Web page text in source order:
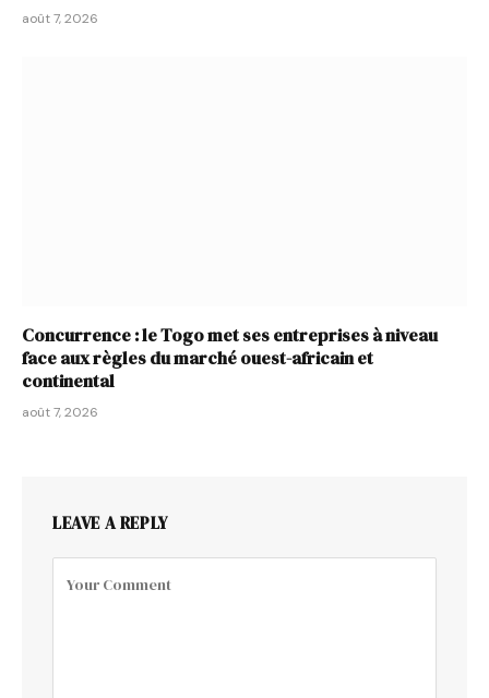
août 7, 2026
Concurrence : le Togo met ses entreprises à niveau
face aux règles du marché ouest-africain et
continental
août 7, 2026
LEAVE A REPLY